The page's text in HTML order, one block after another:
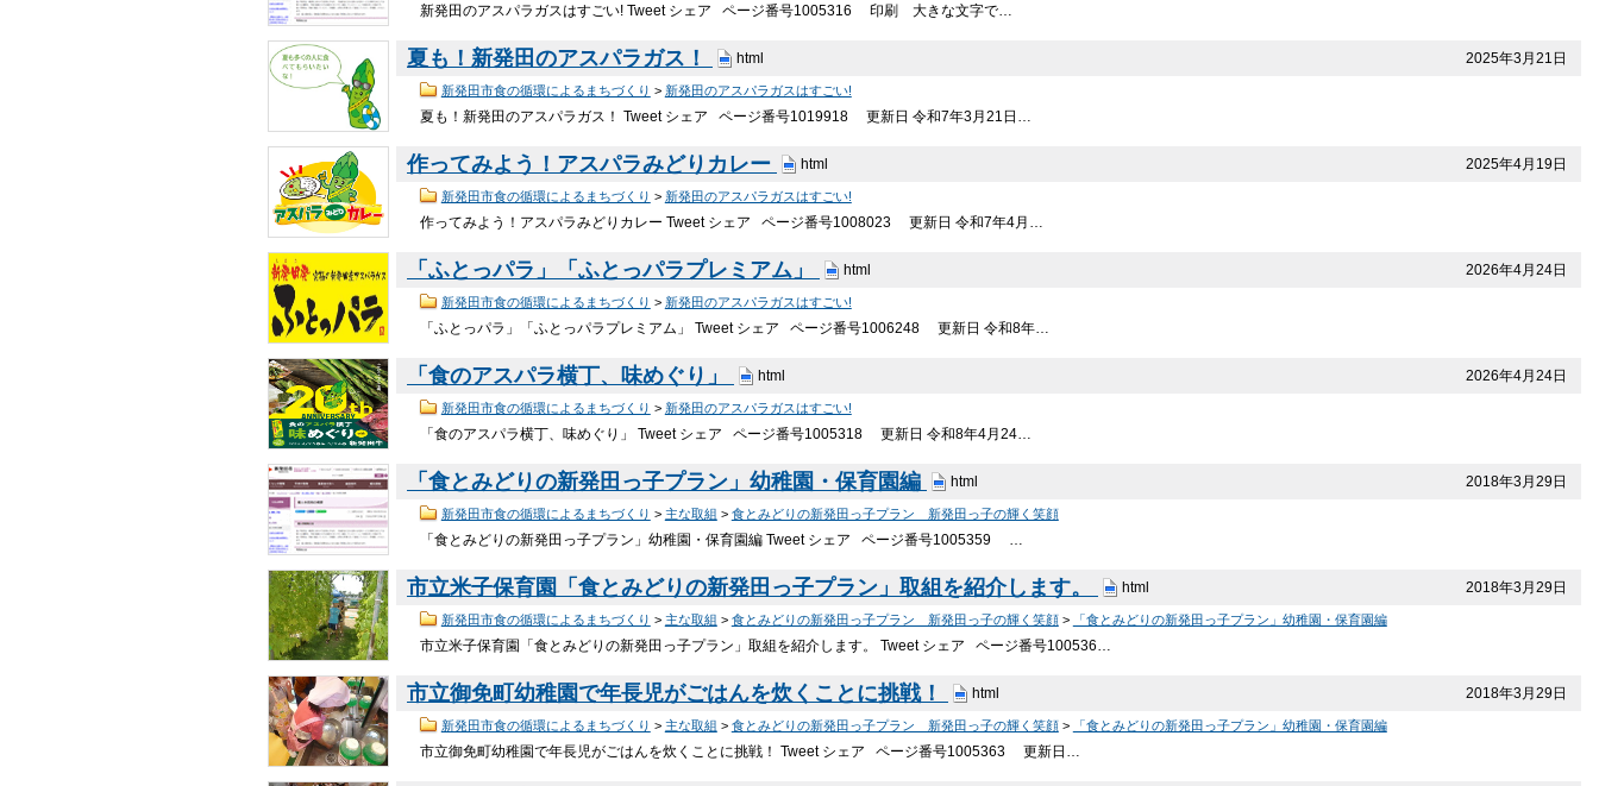
新発田のアスパラガスはすごい! Tweet シェア ページ番号1005316 印刷 大きな文字で…
2025年3月21日
夏も！新発田のアスパラガス！ html
新発田市食の循環によるまちづくり > 新発田のアスパラガスはすごい!
夏も！新発田のアスパラガス！ Tweet シェア ページ番号1019918 更新日 令和7年3月21日…
2025年4月19日
作ってみよう！アスパラみどりカレー html
新発田市食の循環によるまちづくり > 新発田のアスパラガスはすごい!
作ってみよう！アスパラみどりカレー Tweet シェア ページ番号1008023 更新日 令和7年4月…
2026年4月24日
「ふとっパラ」「ふとっパラプレミアム」 html
新発田市食の循環によるまちづくり > 新発田のアスパラガスはすごい!
「ふとっパラ」「ふとっパラプレミアム」 Tweet シェア ページ番号1006248 更新日 令和8年…
2026年4月24日
「食のアスパラ横丁、味めぐり」 html
新発田市食の循環によるまちづくり > 新発田のアスパラガスはすごい!
「食のアスパラ横丁、味めぐり」 Tweet シェア ページ番号1005318 更新日 令和8年4月24…
2018年3月29日
「食とみどりの新発田っ子プラン」幼稚園・保育園編 html
新発田市食の循環によるまちづくり > 主な取組 > 食とみどりの新発田っ子プラン 新発田っ子の輝く笑顔
「食とみどりの新発田っ子プラン」幼稚園・保育園編 Tweet シェア ページ番号1005359 …
2018年3月29日
市立米子保育園「食とみどりの新発田っ子プラン」取組を紹介します。 html
新発田市食の循環によるまちづくり > 主な取組 > 食とみどりの新発田っ子プラン 新発田っ子の輝く笑顔> 「食とみどりの新発田っ子プラン」幼稚園・保育園編
市立米子保育園「食とみどりの新発田っ子プラン」取組を紹介します。 Tweet シェア ページ番号100536…
2018年3月29日
市立御免町幼稚園で年長児がごはんを炊くことに挑戦！ html
新発田市食の循環によるまちづくり > 主な取組 > 食とみどりの新発田っ子プラン 新発田っ子の輝く笑顔> 「食とみどりの新発田っ子プラン」幼稚園・保育園編
市立御免町幼稚園で年長児がごはんを炊くことに挑戦！ Tweet シェア ページ番号1005363 更新日…